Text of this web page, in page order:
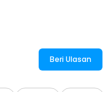
Beri Ulasan